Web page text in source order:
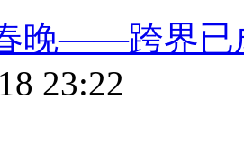
晚——跨界已
23:22